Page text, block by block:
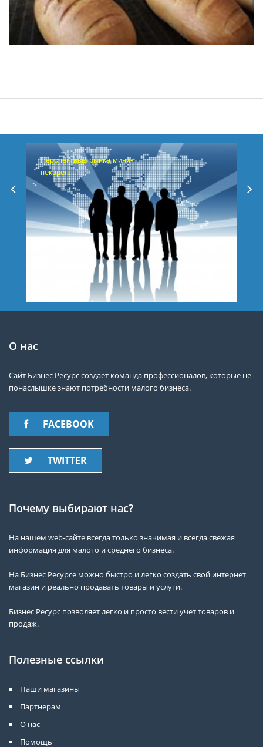
Перспективы рынка мини-
пекарен
О нас
Сайт Бизнес Ресурс создает команда профессионалов, которые не
понаслышке знают потребности малого бизнеса.
FACEBOOK
TWITTER
Почему выбирают нас?
На нашем web-сайте всегда только значимая и всегда свежая
информация для малого и среднего бизнеса.
На Бизнес Ресурсе можно быстро и легко создать свой интернет
магазин и реально продавать товары и услуги.
Бизнес Ресурс позволяет легко и просто вести учет товаров и
продаж.
Полезные ссылки
Наши магазины
Партнерам
О нас
Помощь